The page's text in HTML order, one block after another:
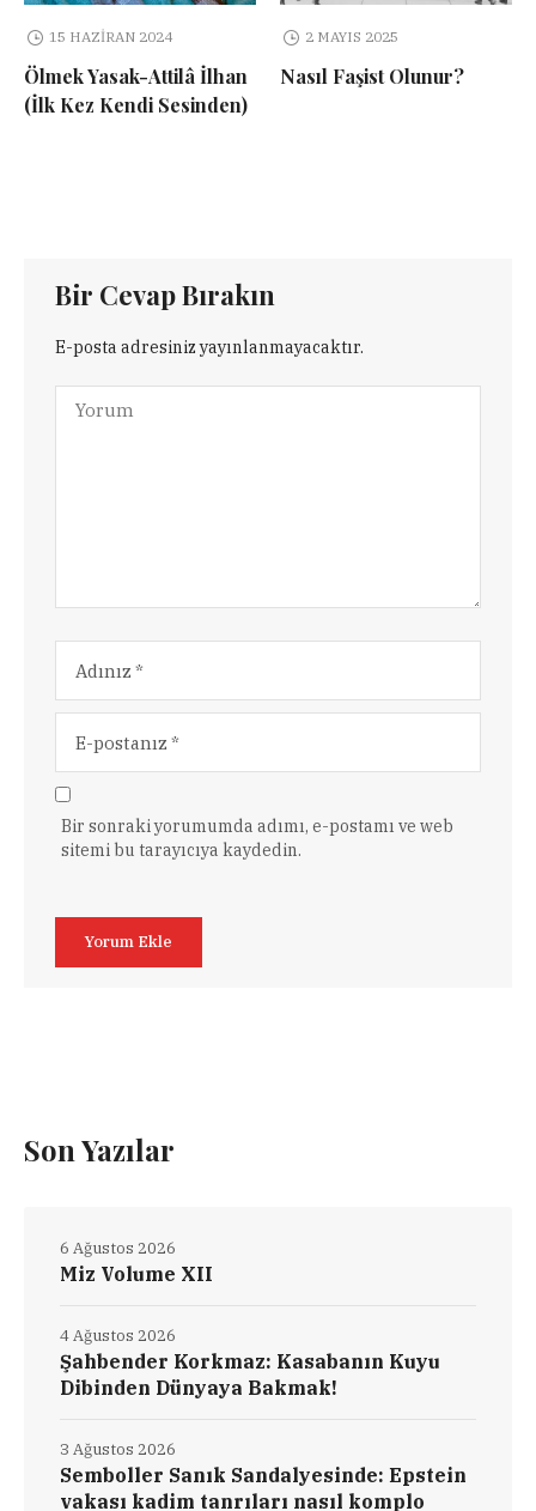
15 HAZIRAN 2024
Ölmek Yasak-Attilâ İlhan
(İlk Kez Kendi Sesinden)
2 MAYIS 2025
Nasıl Faşist Olunur?
Bir Cevap Bırakın
E-posta adresiniz yayınlanmayacaktır.
Bir sonraki yorumumda adımı, e-postamı ve web
sitemi bu tarayıcıya kaydedin.
Son Yazılar
Miz Volume XII
6 Ağustos 2026
Şahbender Korkmaz: Kasabanın Kuyu
Dibinden Dünyaya Bakmak!
4 Ağustos 2026
Semboller Sanık Sandalyesinde: Epstein
vakası kadim tanrıları nasıl komplo
3 Ağustos 2026